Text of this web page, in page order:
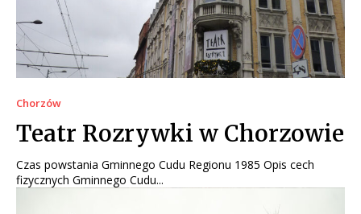
Chorzów
Teatr Rozrywki w Chorzowie
Czas powstania Gminnego Cudu Regionu 1985 Opis cech
fizycznych Gminnego Cudu...